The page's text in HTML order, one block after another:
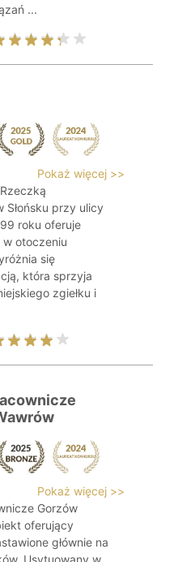
...
Pokaż więcej >>
Słońsku przy ulicy
roku oferuje
otoczeniu
się
która sprzyja
zgiełku i
Pokaż więcej >>
Gorzów
oferujący
głównie na
Usytuowany w